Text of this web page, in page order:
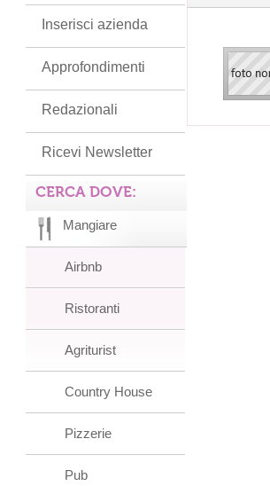
Inserisci azienda
Approfondimenti
Redazionali
Ricevi Newsletter
CERCA DOVE:
Mangiare
Airbnb
Ristoranti
Agriturist
Country House
Pizzerie
Pub